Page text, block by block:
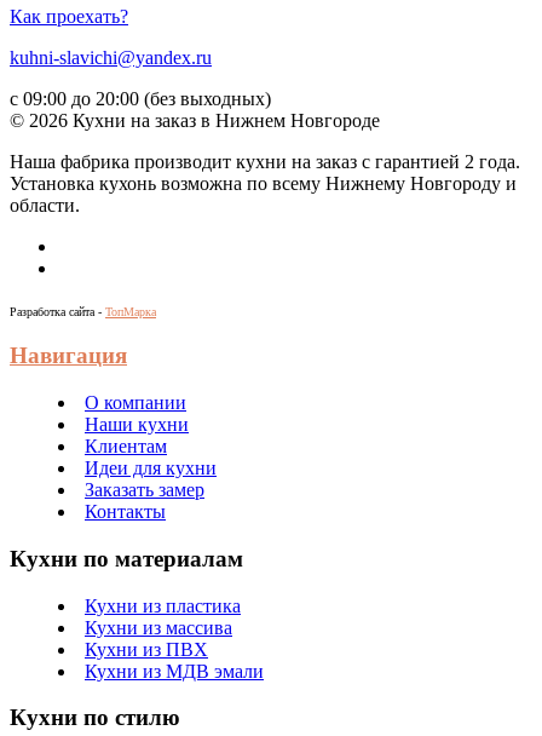
Как проехать?
kuhni-slavichi@yandex.ru
с 09:00 до 20:00 (без выходных)
© 2026 Кухни на заказ в Нижнем Новгороде
Наша фабрика производит кухни на заказ c гарантией 2 года.
Установка кухонь возможна по всему Нижнему Новгороду и
области.
Разработка сайта - ТопМарка
Навигация
О компании
Наши кухни
Клиентам
Идеи для кухни
Заказать замер
Контакты
Кухни по материалам
Кухни из пластика
Кухни из массива
Кухни из ПВХ
Кухни из МДВ эмали
Кухни по стилю